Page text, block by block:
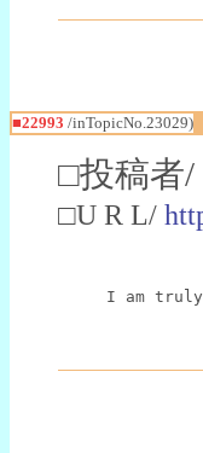
■22993 /inTopicNo.23029)
□投稿者/
□U R L/
I am